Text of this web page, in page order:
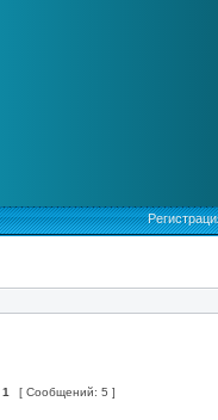
1 [ Сообщений: 5 ]